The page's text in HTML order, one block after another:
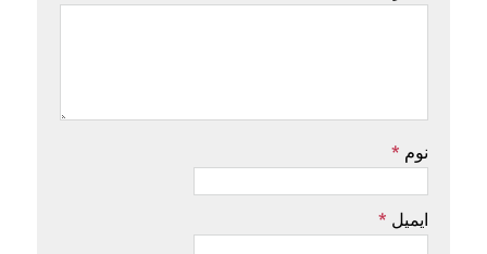
نوم *
ایمیل *